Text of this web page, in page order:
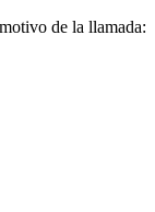
de la llamada: